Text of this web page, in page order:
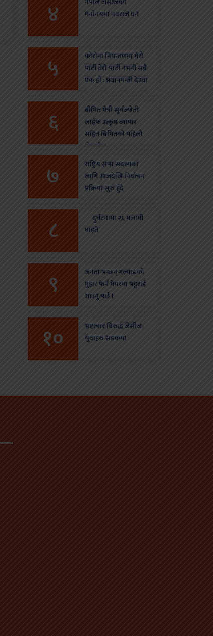
४
मनोनयमा नवराज वन
५
कोरोना नियन्त्रणमा मेरो
पार्टी तेरो पार्टी नभनी सबै
एक हौं : प्रधानमन्त्री देउवा
६
बीमित मैत्री सूर्यज्योती
लाईफ उत्कृष्ठ ब्यापार
सहित बिमितको पहिलो
रोजाईमा
७
राष्ट्रिय सभा सदस्यका
लागि आजदेखि निर्वाचन
प्रक्रिया सुरु हुँदै
८
दुर्घटनामा २६ मलामी
घाइते
९
जनता भन्छन् गल्याङको
मुहार फेर्न मेयरमा भट्टराई
आउनु पर्छ ।
१०
भ्रष्टाचार बिरुद्ध जेसीज
युवाहरु सडकमा